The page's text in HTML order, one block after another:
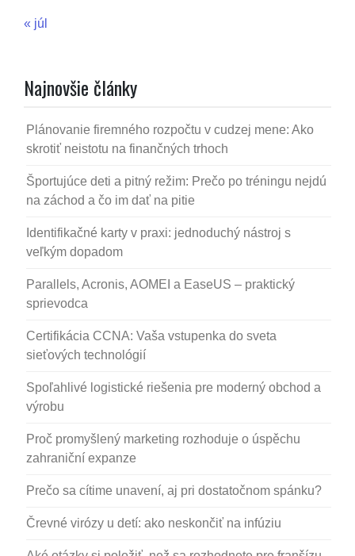
« júl
Najnovšie články
Plánovanie firemného rozpočtu v cudzej mene: Ako
skrotiť neistotu na finančných trhoch
Športujúce deti a pitný režim: Prečo po tréningu nejdú
na záchod a čo im dať na pitie
Identifikačné karty v praxi: jednoduchý nástroj s
veľkým dopadom
Parallels, Acronis, AOMEI a EaseUS – praktický
sprievodca
Certifikácia CCNA: Vaša vstupenka do sveta
sieťových technológií
Spoľahlivé logistické riešenia pre moderný obchod a
výrobu
Proč promyšlený marketing rozhoduje o úspěchu
zahraniční expanze
Prečo sa cítime unavení, aj pri dostatočnom spánku?
Črevné virózy u detí: ako neskončiť na infúziu